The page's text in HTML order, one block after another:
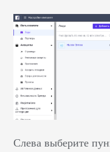
Слева выберите